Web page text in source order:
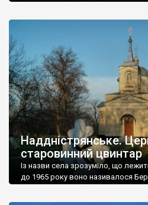
старовинний цвинтар із кам’яними
збереглися, написані кирилицею,
мовою. За всіма традиційними
український. Хрести датуються 19
роках Болган […]
Наддністрянське.
старовинний цвинтар
Із назви села зрозуміло, що
до 1965 року воно називалося